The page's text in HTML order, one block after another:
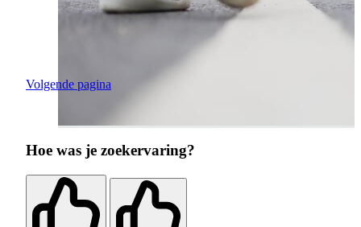
Volgende pagina
Hoe was je zoekervaring?